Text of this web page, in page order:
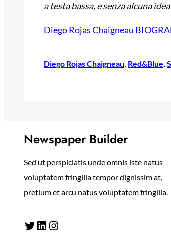
a testa bassa, e senza alcuna
Diego Rojas Chaigneau
Diego Rojas Chaigneau, Red&Blue,
Newspaper Builder
Sed ut perspiciatis unde omnis iste natus
voluptatem fringilla tempor dignissim at,
pretium et arcu natus voluptatem fringilla.
Twitter LinkedIn Instagram